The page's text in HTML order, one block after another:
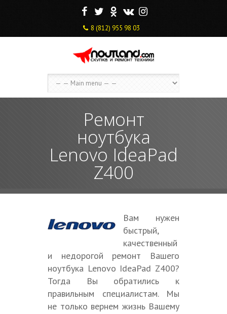
F T O V I
8 (812) 955 98 03
Ремонт
ноутбука
Lenovo IdeaPad
Z400
Вам нужен
быстрый,
качественный
и недорогой ремонт Вашего
ноутбука Lenovo IdeaPad Z400?
Тогда Вы обратились к
правильным специалистам. Мы
не только вернем жизнь Вашему